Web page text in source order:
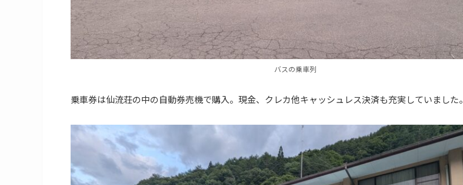
バスの乗車列
乗車券は仙流荘の中の自動券売機で購入。現金、クレカ他キャッシュレス決済も充実していました。